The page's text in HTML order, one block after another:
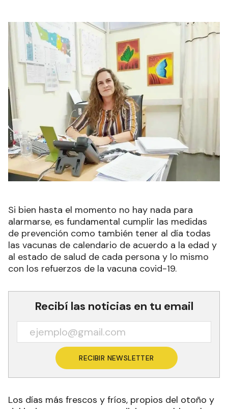
Si bien hasta el momento no hay nada para
alarmarse, es fundamental cumplir las medidas
de prevención como también tener al día todas
las vacunas de calendario de acuerdo a la edad y
al estado de salud de cada persona y lo mismo
con los refuerzos de la vacuna covid-19.
Recibí las noticias en tu email
RECIBIR NEWSLETTER
Los días más frescos y fríos, propios del otoño y